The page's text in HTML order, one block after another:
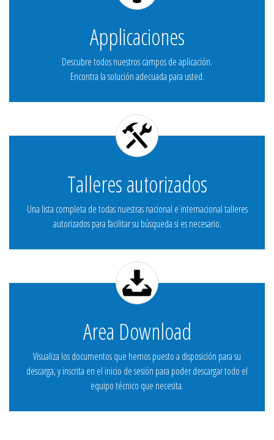
Applicaciones
Descubre todos nuestros campos de aplicación.
Encontra la solución adecuada para usted.
Talleres autorizados
Una lista completa de todas nuestras nacional e internacional talleres
autorizados para facilitar su búsqueda si es necesario.
Area Download
Visualiza los documentos que hemos puesto a disposición para su
descarga, y inscrita en el inicio de sesión para poder descargar todo el
equipo técnico que necesita.